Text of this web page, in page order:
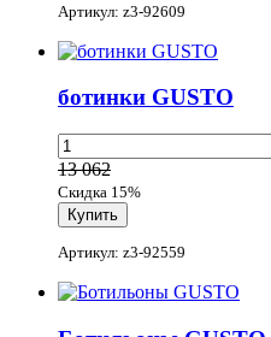
Артикул: z3-92609
ботинки GUSTO
13 062
Скидка 15%
Артикул: z3-92559